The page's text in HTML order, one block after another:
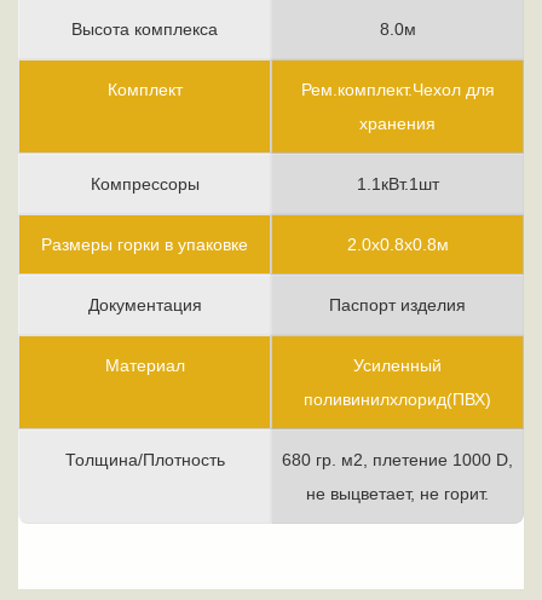
Высота комплекса
Комплект
Компрессоры
Размеры горки в упаковке
Документация
Материал
Толщина/Плотность
8.0м
Рем.комплект.Чехол для
хранения
1.1кВт.1шт
2.0х0.8х0.8м
Паспорт изделия
Усиленный
поливинилхлорид(ПВХ)
680 гр. м2, плетение 1000 D,
не выцветает, не горит.